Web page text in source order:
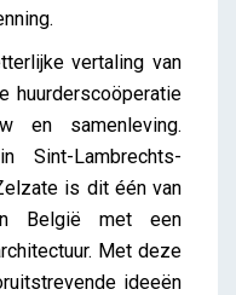
vertaling van
huurderscoöperatie
en samenleving.
Sint-Lambrechts-
is dit één van
België met een
Met deze
ideeën